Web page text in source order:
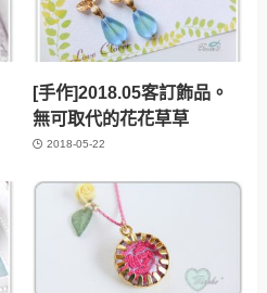
[手作]2018.05客訂飾品。
無可取代的花花草草
2018-05-22